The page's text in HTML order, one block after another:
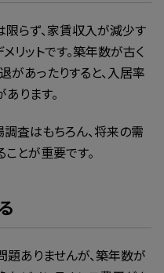
らず、家賃収入が減少す
リットです。築年数が古く
があったりすると、入居率
ります。
査はもちろん、将来の需
とが重要です。
ありませんが、築年数が